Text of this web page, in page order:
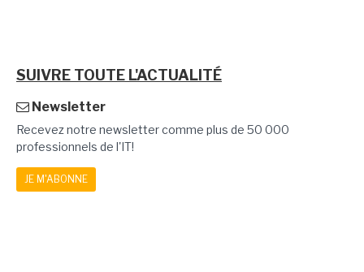
SUIVRE TOUTE L'ACTUALITÉ
Newsletter
Recevez notre newsletter comme plus de 50 000
professionnels de l'IT!
JE M'ABONNE